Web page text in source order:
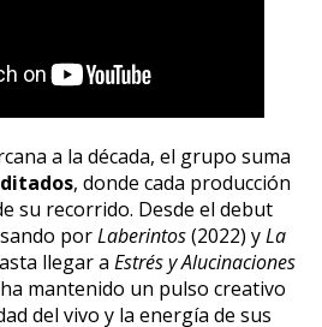
a la década, el grupo suma
, donde cada producción
su recorrido. Desde el debut
porLaberintos(2022) yLa
llegar a Estrés y Alucinaciones
mantenido un pulso creativo
del vivo y la energía de sus